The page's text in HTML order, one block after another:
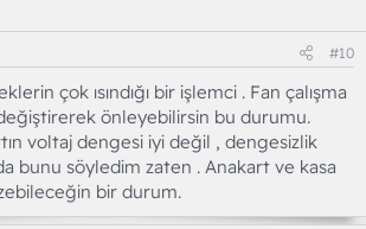
#10
çok ısındığı bir işlemci . Fan çalışma
değiştirerek önleyebilirsin bu durumu.
voltaj dengesi iyi değil , dengesizlik
bunu söyledim zaten . Anakart ve kasa
bir durum.